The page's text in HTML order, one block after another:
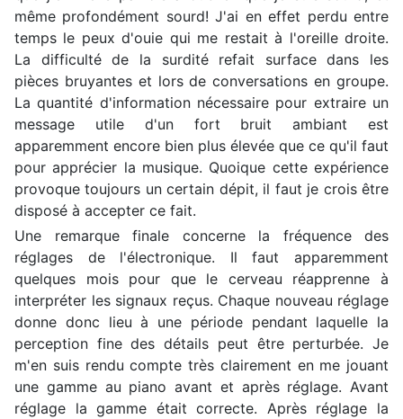
même profondément sourd! J'ai en effet perdu entre
temps le peux d'ouie qui me restait à l'oreille droite.
La difficulté de la surdité refait surface dans les
pièces bruyantes et lors de conversations en groupe.
La quantité d'information nécessaire pour extraire un
message utile d'un fort bruit ambiant est
apparemment encore bien plus élevée que ce qu'il faut
pour apprécier la musique. Quoique cette expérience
provoque toujours un certain dépit, il faut je crois être
disposé à accepter ce fait.
Une remarque finale concerne la fréquence des
réglages de l'électronique. Il faut apparemment
quelques mois pour que le cerveau réapprenne à
interpréter les signaux reçus. Chaque nouveau réglage
donne donc lieu à une période pendant laquelle la
perception fine des détails peut être perturbée. Je
m'en suis rendu compte très clairement en me jouant
une gamme au piano avant et après réglage. Avant
réglage la gamme était correcte. Après réglage la